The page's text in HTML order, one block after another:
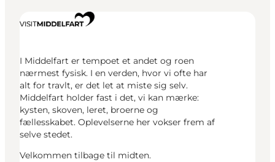
I Middelfart er tempoet et andet og roen
nærmest fysisk. I en verden, hvor vi ofte har
alt for travlt, er det let at miste sig selv.
Middelfart holder fast i det, vi kan mærke:
kysten, skoven, leret, broerne og
fællesskabet. Oplevelserne her vokser frem af
selve stedet.
Velkommen tilbage til midten.